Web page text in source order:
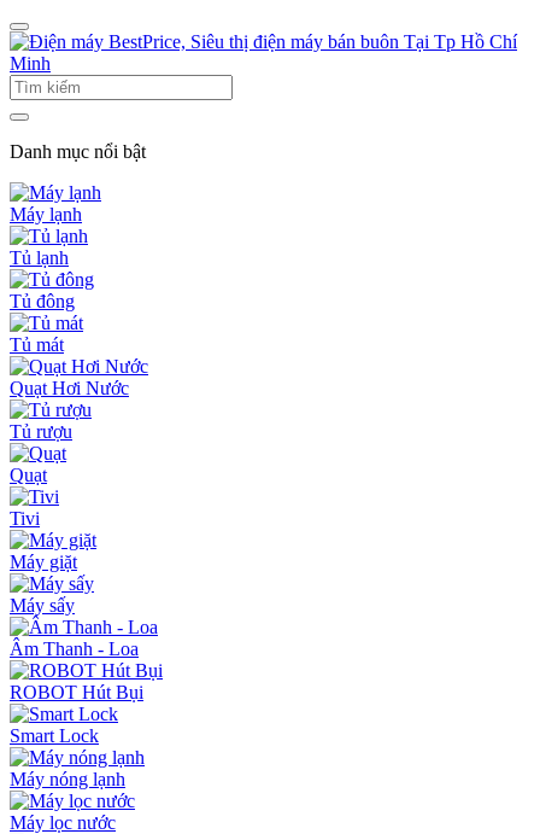
Danh mục nổi bật
Máy lạnh
Tủ lạnh
Tủ đông
Tủ mát
Quạt Hơi Nước
Tủ rượu
Quạt
Tivi
Máy giặt
Máy sấy
Âm Thanh - Loa
ROBOT Hút Bụi
Smart Lock
Máy nóng lạnh
Máy lọc nước